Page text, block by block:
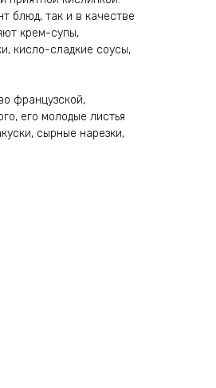
блюд, так и в качестве
крем-супы,
кисло-сладкие соусы,
французской,
его молодые листья
сырные нарезки,